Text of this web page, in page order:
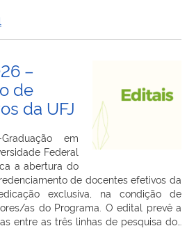
para
Bolsas
–
–
de
da UFJ
em
Federal
a abertura do
de docentes efetivos da
exclusiva, na condição de
as do Programa. O edital prevê a
entre as três linhas de pesquisa do…